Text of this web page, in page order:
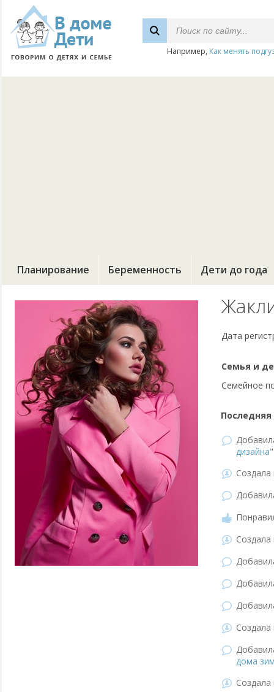
Например, Как менять
Планирование Беременность Дети до года
Дата
Семья и
Семейное
Последняя
дизайна"
дома